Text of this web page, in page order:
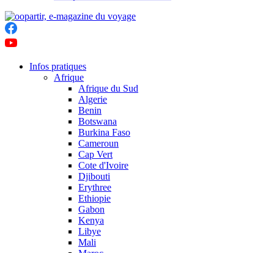
Infos pratiques
Afrique
Afrique du Sud
Algerie
Benin
Botswana
Burkina Faso
Cameroun
Cap Vert
Cote d'Ivoire
Djibouti
Erythree
Ethiopie
Gabon
Kenya
Libye
Mali